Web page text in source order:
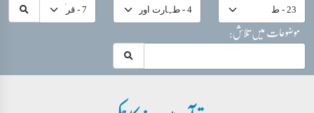
موضوعات میں تلاش: